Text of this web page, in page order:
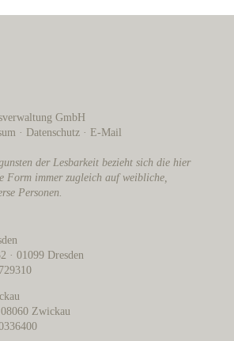
GmbH
· Datenschutz· E-Mail
der Lesbarkeit bezieht sich die hier
Form immer zugleich auf weibliche,
Personen.
· 01099 Dresden
Zwickau